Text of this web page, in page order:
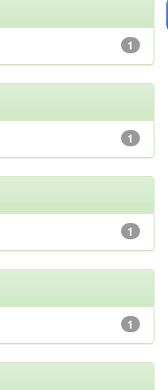
1
1
1
1